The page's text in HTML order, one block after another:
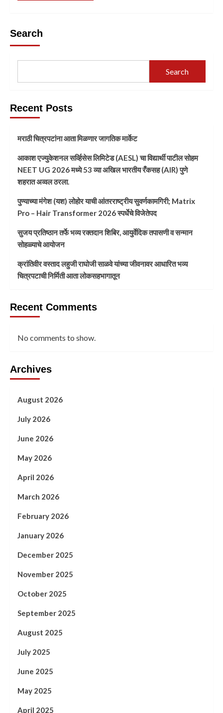
Search
Search
Recent Posts
मराठी चित्रपटांना आता मिळणार जागतिक मार्केट
आकाश एज्युकेशनल सर्व्हिसेस लिमिटेड (AESL) चा विद्यार्थी पाटील सोहम
NEET UG 2026 मध्ये 53 व्या अखिल भारतीय रँकसह (AIR) पुणे
शहरात अव्वल ठरला.
पुण्याच्या मंगेश (यश) लोहोर याची आंतरराष्ट्रीय सुवर्णकामगिरी; Matrix
Pro – Hair Transformer 2026 स्पर्धेचे विजेतेपद
सुजय प्रतिष्ठान तर्फे भव्य रक्तदान शिबिर, आयुर्वेदिक तपासणी व सन्मान
सोहळ्याचे आयोजन
क्रांतिवीर वस्ताद लहुजी राघोजी साळवे यांच्या जीवनावर आधारित भव्य
चित्रपटाची निर्मिती आता लोकसहभागातून
Recent Comments
No comments to show.
Archives
August 2026
July 2026
June 2026
May 2026
April 2026
March 2026
February 2026
January 2026
December 2025
November 2025
October 2025
September 2025
August 2025
July 2025
June 2025
May 2025
April 2025